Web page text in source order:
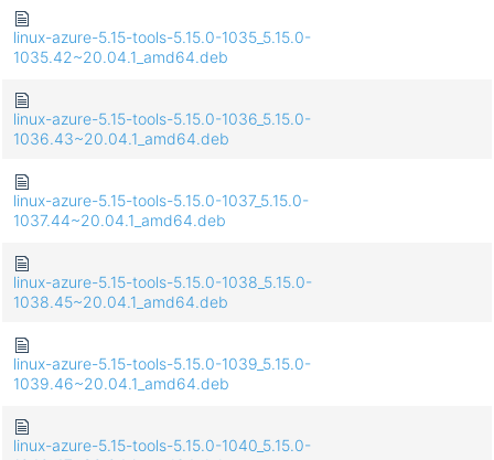
linux-azure-5.15-tools-5.15.0-1035_5.15.0-
1035.42~20.04.1_amd64.deb
linux-azure-5.15-tools-5.15.0-1036_5.15.0-
1036.43~20.04.1_amd64.deb
linux-azure-5.15-tools-5.15.0-1037_5.15.0-
1037.44~20.04.1_amd64.deb
linux-azure-5.15-tools-5.15.0-1038_5.15.0-
1038.45~20.04.1_amd64.deb
linux-azure-5.15-tools-5.15.0-1039_5.15.0-
1039.46~20.04.1_amd64.deb
linux-azure-5.15-tools-5.15.0-1040_5.15.0-